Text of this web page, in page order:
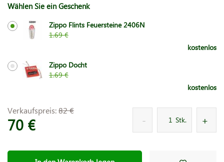
Wählen Sie ein Geschenk
Zippo Flints Feuersteine 2406N
1.69 €
kostenlos
Zippo Docht
1.69 €
kostenlos
Verkaufspreis:82 €
70 € Stk.